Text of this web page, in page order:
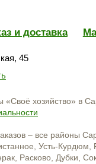
и доставка
45
«Своё хозяйство» в
– все районы
Усть-Курдюм,
Расково, Дубки,